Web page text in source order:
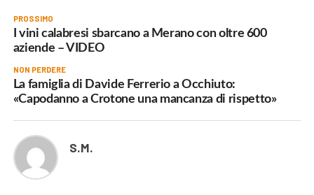
PROSSIMO
I vini calabresi sbarcano a Merano con oltre 600
aziende – VIDEO
NON PERDERE
La famiglia di Davide Ferrerio a Occhiuto:
«Capodanno a Crotone una mancanza di rispetto»
S.M.